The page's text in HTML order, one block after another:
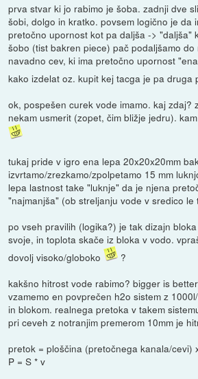
prva stvar ki jo rabimo je šoba. zadnji dve
šobi, dolgo in kratko. povsem logično je da
pretočno upornost kot pa daljša -> "daljša"
šobo (tist bakren piece) pač podaljšamo
navadno cev, ki ima pretočno upornost
kako izdelat oz. kupit kej tacga je pa druga
ok, pospešen curek vode imamo. kaj zdaj?
nekam usmerit (zopet, čim bližje jedru).
tukaj pride v igro ena lepa 20x20x20mm
izvrtamo/zrezkamo/zpolpetamo 15 mm
lepa lastnost take "luknje" da je njena
"najmanjša" (ob streljanju vode v sredico le
po vseh pravilih (logika?) je tak dizajn
svoje, in toplota skače iz bloka v vodo.
dovolj visoko/globoko
?
kakšno hitrost vode rabimo? bigger is
vzamemo en povprečen h2o sistem z
in blokom. realnega pretoka v takem
pri ceveh z notranjim premerom 10mm je
pretok = ploščina (pretočnega kanala/cevi)
P = S * v